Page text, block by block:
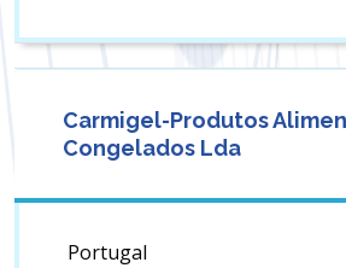
Carmigel-Produtos
Congelados Lda
Portugal